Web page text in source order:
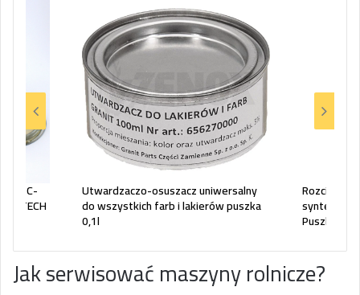
C- Utwardzaczo-osuszacz uniwersalny
do wszystkich farb i lakierów puszka
0,1l Puszka
Jak serwisować maszyny rolnicze?